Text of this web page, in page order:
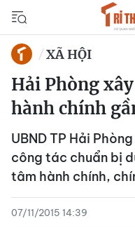
XÃ HỘI
Hải Phòng
hành chính
UBND TP Hải
công tác chuẩn bị
tâm hành chính,
07/11/2015 14:39